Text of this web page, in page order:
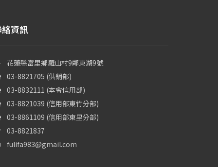
資訊
花蓮縣富里鄉羅山村9鄰東湖9號
03-8821705 (供銷部)
03-8832111 (本會信用部)
03-8821039 (信用部東竹分部)
03-8861109 (信用部東里分部)
03-8821837
fulifa983@gmail.com